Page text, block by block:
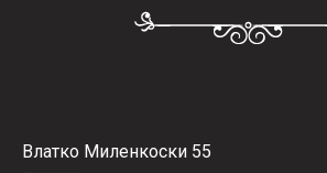
Влатко Миленкоски 55